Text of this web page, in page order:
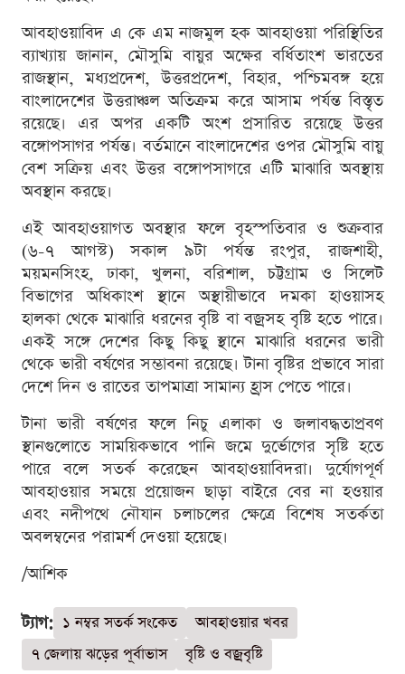
আবহাওয়াবিদ এ কে এম নাজমুল হক আবহাওয়া পরিস্থিতির
ব্যাখ্যায় জানান, মৌসুমি বায়ুর অক্ষের বর্ধিতাংশ ভারতের
রাজস্থান, মধ্যপ্রদেশ, উত্তরপ্রদেশ, বিহার, পশ্চিমবঙ্গ হয়ে
বাংলাদেশের উত্তরাঞ্চল অতিক্রম করে আসাম পর্যন্ত বিস্তৃত
রয়েছে। এর অপর একটি অংশ প্রসারিত রয়েছে উত্তর
বঙ্গোপসাগর পর্যন্ত। বর্তমানে বাংলাদেশের ওপর মৌসুমি বায়ু
বেশ সক্রিয় এবং উত্তর বঙ্গোপসাগরে এটি মাঝারি অবস্থায়
অবস্থান করছে।
এই আবহাওয়াগত অবস্থার ফলে বৃহস্পতিবার ও শুক্রবার
(৬-৭ আগস্ট) সকাল ৯টা পর্যন্ত রংপুর, রাজশাহী,
ময়মনসিংহ, ঢাকা, খুলনা, বরিশাল, চট্টগ্রাম ও সিলেট
বিভাগের অধিকাংশ স্থানে অস্থায়ীভাবে দমকা হাওয়াসহ
হালকা থেকে মাঝারি ধরনের বৃষ্টি বা বজ্রসহ বৃষ্টি হতে পারে।
একই সঙ্গে দেশের কিছু কিছু স্থানে মাঝারি ধরনের ভারী
থেকে ভারী বর্ষণের সম্ভাবনা রয়েছে। টানা বৃষ্টির প্রভাবে সারা
দেশে দিন ও রাতের তাপমাত্রা সামান্য হ্রাস পেতে পারে।
টানা ভারী বর্ষণের ফলে নিচু এলাকা ও জলাবদ্ধতাপ্রবণ
স্থানগুলোতে সাময়িকভাবে পানি জমে দুর্ভোগের সৃষ্টি হতে
পারে বলে সতর্ক করেছেন আবহাওয়াবিদরা। দুর্যোগপূর্ণ
আবহাওয়ার সময়ে প্রয়োজন ছাড়া বাইরে বের না হওয়ার
এবং নদীপথে নৌযান চলাচলের ক্ষেত্রে বিশেষ সতর্কতা
অবলম্বনের পরামর্শ দেওয়া হয়েছে।
/আশিক
ট্যাগ: ১ নম্বর সতর্ক সংকেত
আবহাওয়ার খবর
৭ জেলায় ঝড়ের পূর্বাভাস
বৃষ্টি ও বজ্রবৃষ্টি